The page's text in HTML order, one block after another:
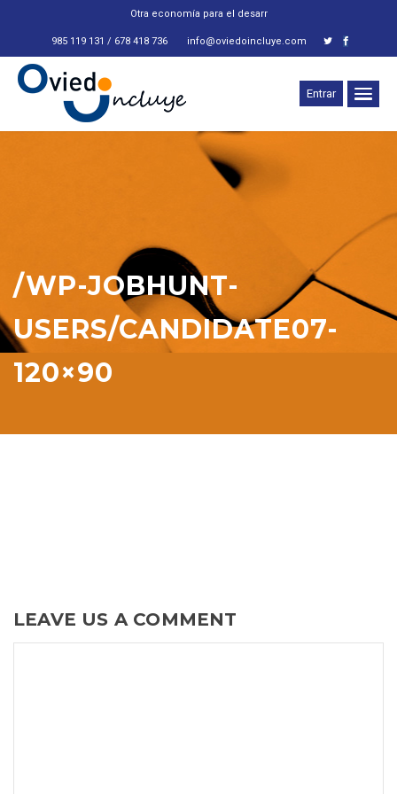
Otra economía para el desarroll
985 119 131 / 678 418 736 info@oviedoincluye.com
Entrar
/WP-JOBHUNT-
USERS/CANDIDATE07-
120×90
LEAVE US A COMMENT